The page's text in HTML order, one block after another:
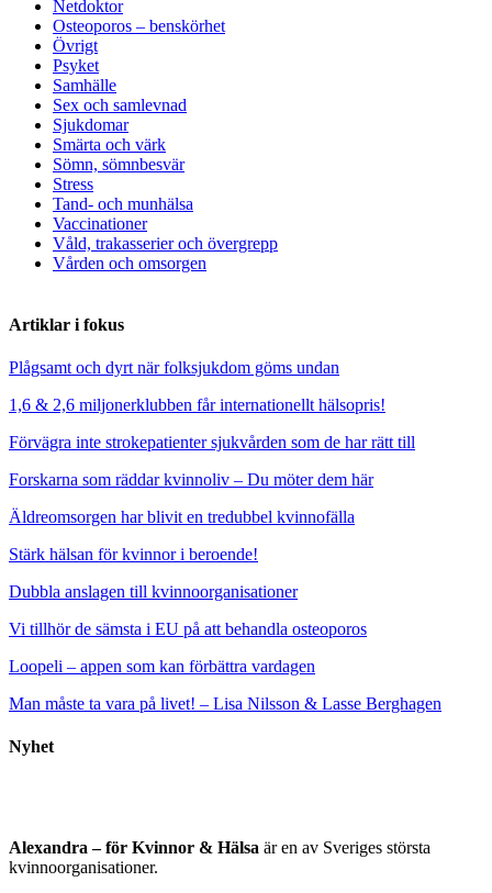
Netdoktor
Osteoporos – benskörhet
Övrigt
Psyket
Samhälle
Sex och samlevnad
Sjukdomar
Smärta och värk
Sömn, sömnbesvär
Stress
Tand- och munhälsa
Vaccinationer
Våld, trakasserier och övergrepp
Vården och omsorgen
Artiklar i fokus
Plågsamt och dyrt när folksjukdom göms undan
1,6 & 2,6 miljonerklubben får internationellt hälsopris!
Förvägra inte strokepatienter sjukvården som de har rätt till
Forskarna som räddar kvinnoliv – Du möter dem här
Äldreomsorgen har blivit en tredubbel kvinnofälla
Stärk hälsan för kvinnor i beroende!
Dubbla anslagen till kvinnoorganisationer
Vi tillhör de sämsta i EU på att behandla osteoporos
Loopeli – appen som kan förbättra vardagen
Man måste ta vara på livet! – Lisa Nilsson & Lasse Berghagen
Nyhet
Alexandra – för Kvinnor & Hälsa är en av Sveriges största
kvinnoorganisationer.